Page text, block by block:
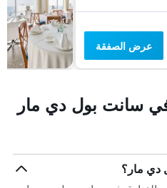
عرض الصفقة
سانت بول دي مار
دي مار؟